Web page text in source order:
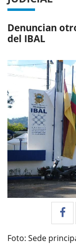
Denuncian
del IBAL
Foto: Sede